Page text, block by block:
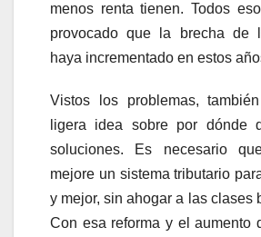
menos renta tienen. Todos
provocado que la brecha de
haya incrementado en estos
Vistos los problemas,
ligera idea sobre por dónde
soluciones. Es necesario
mejore un sistema tributario
y mejor, sin ahogar a las clases
Con esa reforma y el aumento